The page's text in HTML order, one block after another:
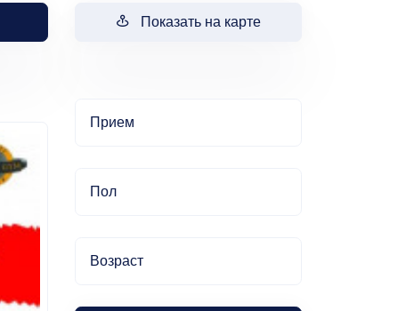
Показать на карте
Прием
Пол
Возраст